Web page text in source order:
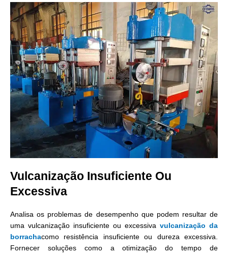
Vulcanização Insuficiente Ou
Excessiva
Analisa os problemas de desempenho que podem resultar de
uma vulcanização insuficiente ou excessiva vulcanização da
borrachacomo resistência insuficiente ou dureza excessiva.
Fornecer soluções como a otimização do tempo de